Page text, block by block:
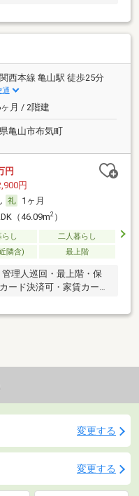
関西本線 亀山駅 徒歩25分
通
月 / 2階建
亀山市布気町
円
円
1ヶ月
（46.09m2）
し
二人暮らし
隣含) 最上階
理人巡回・最上階・保
ード決済可・家賃カード
変更する
変更する